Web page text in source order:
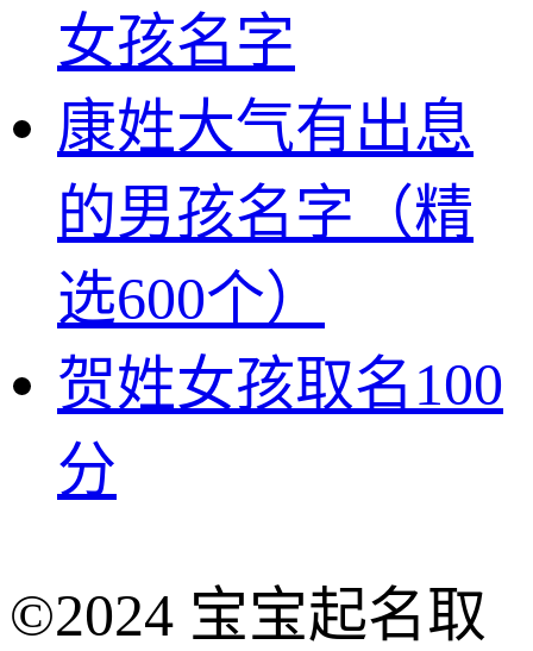
女孩名字
康姓大气有出息
的男孩名字（精
选600个）
贺姓女孩取名100
分
©2024 宝宝起名取